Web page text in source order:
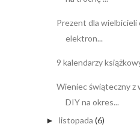
Prezent dla
elektron...
9 kalendarzy
Wieniec świąteczny z
DIY na okres...
► listopada (6)